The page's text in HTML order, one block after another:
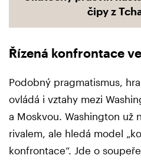
čipy z
Řízená konfrontace
Podobný pragmatismus,
ovládá i vztahy mezi
a Moskvou. Washington už
rivalem, ale hledá model
konfrontace“. Jde o